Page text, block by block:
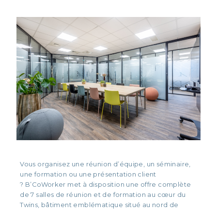
Vous organisez une réunion d’équipe, un séminaire,
une formation ou une présentation client
? B’CoWorker met à disposition une offre complète
de 7 salles de réunion et de formation au cœur du
Twins, bâtiment emblématique situé au nord de